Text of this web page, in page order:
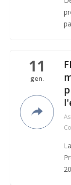
11
gen.